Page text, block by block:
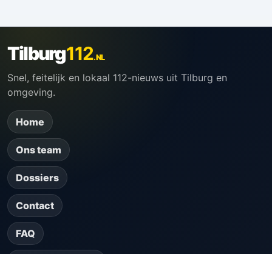
Tilburg112.NL
Snel, feitelijk en lokaal 112-nieuws uit Tilburg en
omgeving.
Home
Ons team
Dossiers
Contact
FAQ